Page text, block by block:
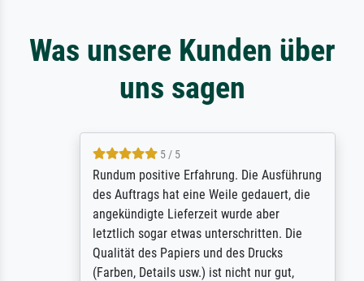
Was unsere Kunden über
uns sagen
5 / 5
Rundum positive Erfahrung. Die Ausführung
des Auftrags hat eine Weile gedauert, die
angekündigte Lieferzeit wurde aber
letztlich sogar etwas unterschritten. Die
Qualität des Papiers und des Drucks
(Farben, Details usw.) ist nicht nur gut,